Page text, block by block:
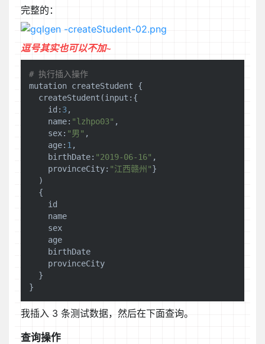
完整的：
逗号其实也可以不加~
# 执行插入操作
mutation createStudent {
  createStudent(
input :{
id : 3,
    name:
"lzhpo03" ,
    sex:
"男" ,
    age:
1 ,
    birthDate:
"2019-06-16" ,
    provinceCity:
"江西赣州"}
  )
  {
id
    name
    sex
    age
    birthDate
    provinceCity
  }
我插入 3 条测试数据，然后在下面查询。
查询操作